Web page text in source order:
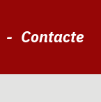
Contacte